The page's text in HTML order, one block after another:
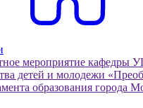
мероприятие кафедры
детей и молодежи
образования города